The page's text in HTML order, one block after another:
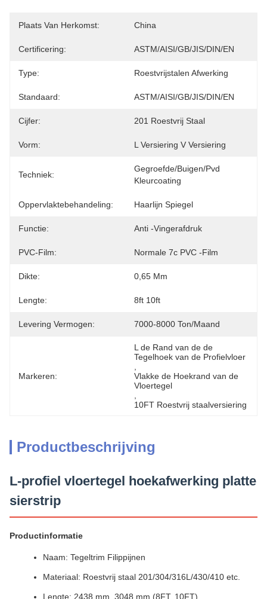
Plaats Van Herkomst: China
Certificering: ASTM/AISI/GB/JIS/DIN/EN
Type: Roestvrijstalen Afwerking
Standaard: ASTM/AISI/GB/JIS/DIN/EN
Cijfer: 201 Roestvrij Staal
Vorm: L Versiering V Versiering
Techniek:
Gegroefde/buigen/pvd
Kleurcoating
Oppervlaktebehandeling: Haarlijn Spiegel
Functie: Anti -vingerafdruk
PVC-Film: Normale 7c PVC -film
Dikte: 0,65 Mm
Lengte: 8ft 10ft
Levering Vermogen: 7000-8000 Ton/maand
Markeren:
L de Rand van de de
Tegelhoek van de Profielvloer
Vlakke de Hoekrand van de
Vloertegel
10FT Roestvrij staalversiering
Productbeschrijving
L-profiel vloertegel hoekafwerking platte
sierstrip
Productinformatie
Naam: Tegeltrim Filippijnen
Materiaal: Roestvrij staal 201/304/316L/430/410 etc.
Lengte: 2438 mm, 3048 mm (8FT, 10FT)